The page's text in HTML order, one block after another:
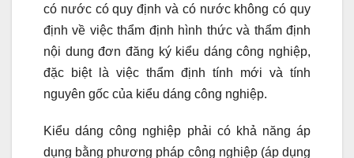
có nước có quy định và có nước không có quy
định về việc thẩm định hình thức và thẩm định
nội dung đơn đăng ký kiểu dáng công nghiệp,
đặc biệt là việc thẩm định tính mới và tính
nguyên gốc của kiểu dáng công nghiệp.
Kiểu dáng công nghiệp phải có khả năng áp
dụng bằng phương pháp công nghiệp (áp dụng